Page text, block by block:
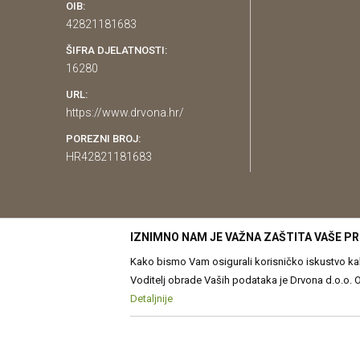
OIB:
42821181683
ŠIFRA DJELATNOSTI:
16280
URL:
https://www.drvona.hr/
POREZNI BROJ:
HR42821181683
Nastojimo biti što precizniji u
IZNIMNO NAM JE VAŽNA ZAŠTITA VAŠE
Kako bismo Vam osigurali korisničko iskustvo
Voditelj obrade Vaših podataka je Drvona d.o.o. Obrada Vaših
prilagođavanje sadržaja Vama. Više o podacima
Pravilima o korištenju kolačićaKolačiće u bilo
Detaljnije